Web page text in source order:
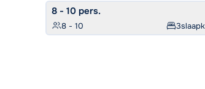
8 - 10 pers.
8 - 10 3